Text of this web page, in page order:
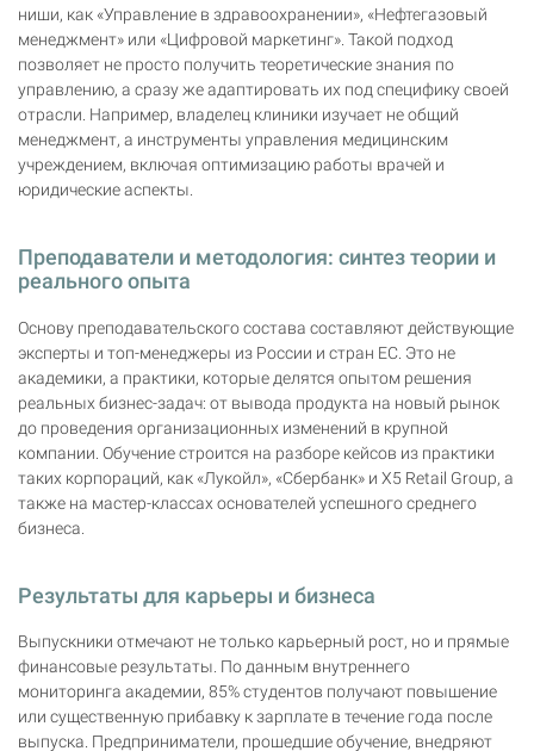
ниши, как «Управление в здравоохранении», «Нефтегазовый
менеджмент» или «Цифровой маркетинг». Такой подход
позволяет не просто получить теоретические знания по
управлению, а сразу же адаптировать их под специфику своей
отрасли. Например, владелец клиники изучает не общий
менеджмент, а инструменты управления медицинским
учреждением, включая оптимизацию работы врачей и
юридические аспекты.
Преподаватели и методология: синтез теории и
реального опыта
Основу преподавательского состава составляют действующие
эксперты и топ-менеджеры из России и стран ЕС. Это не
академики, а практики, которые делятся опытом решения
реальных бизнес-задач: от вывода продукта на новый рынок
до проведения организационных изменений в крупной
компании. Обучение строится на разборе кейсов из практики
таких корпораций, как «Лукойл», «Сбербанк» и X5 Retail Group, а
также на мастер-классах основателей успешного среднего
бизнеса.
Результаты для карьеры и бизнеса
Выпускники отмечают не только карьерный рост, но и прямые
финансовые результаты. По данным внутреннего
мониторинга академии, 85% студентов получают повышение
или существенную прибавку к зарплате в течение года после
выпуска. Предприниматели, прошедшие обучение, внедряют